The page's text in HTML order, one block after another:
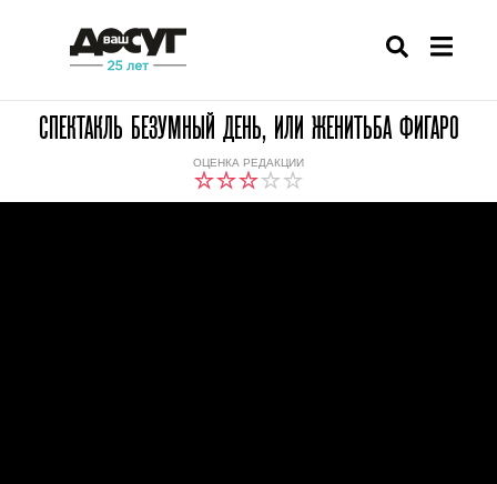
СПЕКТАКЛЬ БЕЗУМНЫЙ ДЕНЬ, ИЛИ ЖЕНИТЬБА ФИГАРО
ОЦЕНКА РЕДАКЦИИ